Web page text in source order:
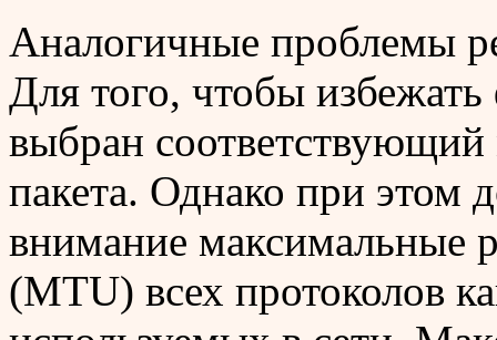
Аналогичные проблемы
Для того, чтобы
выбран
пакета. Однако при этом
внимание максимальные
(MTU) всех протоколов